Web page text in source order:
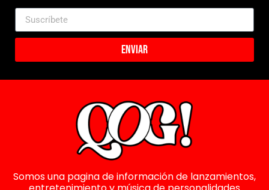
Enviar
Somos una pagina de información de lanzamientos,